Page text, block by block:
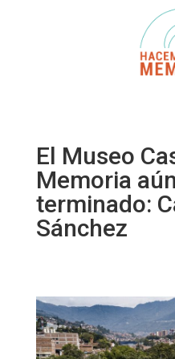
El Museo
Memoria
terminado:
Sánchez